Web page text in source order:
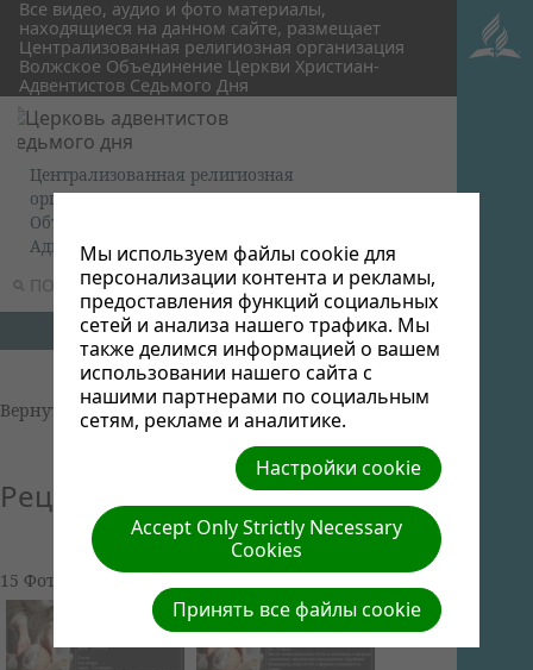
Все видео, аудио и фото материалы,
находящиеся на данном сайте, размещает
Централизованная религиозная организация
Волжское Объединение Церкви Христиан-
Адвентистов Седьмого Дня
ПОИСК МЕНЮ
Централизованная религиозная
организация Волжское
Объединение Церкви Христиан-
Адвентистов Седьмого Дня
Вернуться к фотоальбомам
Рецепты хлеба
15 Фото | 19.62 МБ |Просмотр слайд-шоу
Мы используем файлы cookie для
персонализации контента и рекламы,
предоставления функций социальных
сетей и анализа нашего трафика. Мы
также делимся информацией о вашем
использовании нашего сайта с
нашими партнерами по социальным
сетям, рекламе и аналитике.
Настройки cookie
Accept Only Strictly Necessary
Cookies
Принять все файлы cookie